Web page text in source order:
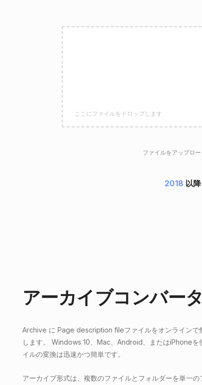
ここにファイルをドロップします
ファイルをアップロ
2018 以
アーカイブコンバー
Archive に Page description fileファイルをオンラインで
します。 Windows 10、Mac、Android、またはiPhone
イルの変換は迅速かつ簡単です。
アーカイブ形式は、複数のファイルとフォルダーを単一